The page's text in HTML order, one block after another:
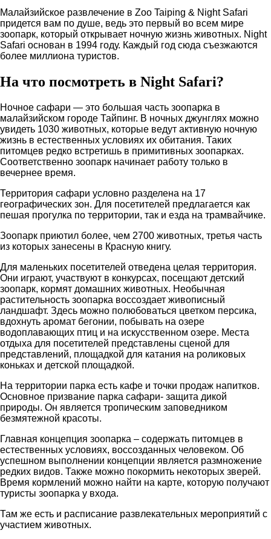
Малайзийское развлечение в Zoo Taiping & Night Safari
придется вам по душе, ведь это первый во всем мире
зоопарк, который открывает ночную жизнь животных. Night
Safari основан в 1994 году. Каждый год сюда съезжаются
более миллиона туристов.
На что посмотреть в Night Safari?
Ночное сафари — это большая часть зоопарка в
малайзийском городе Тайпинг. В ночных джунглях можно
увидеть 1030 животных, которые ведут активную ночную
жизнь в естественных условиях их обитания. Таких
питомцев редко встретишь в примитивных зоопарках.
Соответственно зоопарк начинает работу только в
вечернее время.
Территория сафари условно разделена на 17
географических зон. Для посетителей предлагается как
пешая прогулка по территории, так и езда на трамвайчике.
Зоопарк приютил более, чем 2700 животных, третья часть
из которых занесены в Красную книгу.
Для маленьких посетителей отведена целая территория.
Они играют, участвуют в конкурсах, посещают детский
зоопарк, кормят домашних животных. Необычная
растительность зоопарка воссоздает живописный
ландшафт. Здесь можно полюбоваться цветком персика,
вдохнуть аромат бегонии, побывать на озере
водоплавающих птиц и на искусственном озере. Места
отдыха для посетителей представлены сценой для
представлений, площадкой для катания на роликовых
коньках и детской площадкой.
На территории парка есть кафе и точки продаж напитков.
Основное призвание парка сафари- защита дикой
природы. Он является тропическим заповедником
безмятежной красоты.
Главная концепция зоопарка – содержать питомцев в
естественных условиях, воссозданных человеком. Об
успешном выполнении концепции является размножение
редких видов. Также можно покормить некоторых зверей.
Время кормлений можно найти на карте, которую получают
туристы зоопарка у входа.
Там же есть и расписание развлекательных мероприятий с
участием животных.